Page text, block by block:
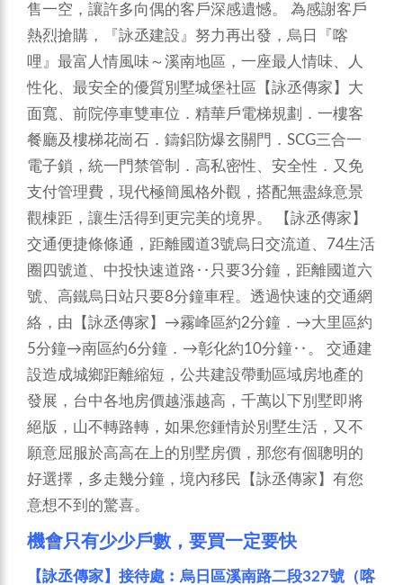
售一空，讓許多向偶的客戶深感遺憾。 為感謝客戶
熱烈搶購，『詠丞建設』努力再出發，烏日『喀
哩』最富人情風味～溪南地區，一座最人情味、人
性化、最安全的優質別墅城堡社區【詠丞傳家】大
面寬、前院停車雙車位．精華戶電梯規劃．一樓客
餐廳及樓梯花崗石．鑄鋁防爆玄關門．SCG三合一
電子鎖，統一門禁管制．高私密性、安全性．又免
支付管理費，現代極簡風格外觀，搭配無盡綠意景
觀棟距，讓生活得到更完美的境界。
【詠丞傳家】
交通便捷條條通，距離國道3號烏日交流道、74生活
圈四號道、中投快速道路‥只要3分鐘，距離國道六
號、高鐵烏日站只要8分鐘車程。透過快速的交通網
絡，由【詠丞傳家】→霧峰區約2分鐘．→大里區約
5分鐘→南區約6分鐘．→彰化約10分鐘‥。 交通建
設造成城鄉距離縮短，公共建設帶動區域房地產的
發展，台中各地房價越漲越高，千萬以下別墅即將
絕版，山不轉路轉，如果您鍾情於別墅生活，又不
願意屈服於高高在上的別墅房價，那您有個聰明的
好選擇，多走幾分鐘，境內移民【詠丞傳家】有您
意想不到的驚喜。
機會只有少少戶數，要買一定要快
【詠丞傳家】接待處︰烏日區溪南路二段327號（喀